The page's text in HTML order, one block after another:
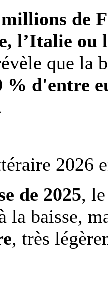
millions de
l’Italie ou
que la
% d'entre
2026
de 2025,
la baisse,
, très